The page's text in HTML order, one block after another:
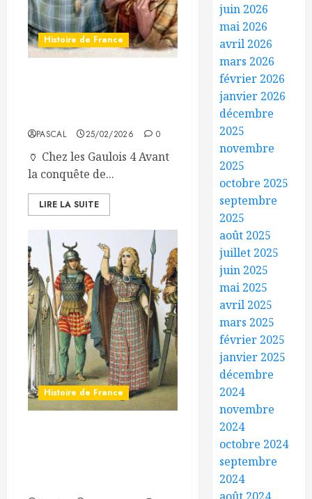
Histoire de France
PASCAL 25/02/2026 0
🏺 Chez les Gaulois 4 Avant
la conquête de...
LIRE LA SUITE
Histoire de France
juin 2026
mai 2026
avril 2026
mars 2026
février 2026
janvier 2026
décembre
2025
novembre
2025
octobre 2025
septembre
2025
août 2025
juillet 2025
juin 2025
mai 2025
avril 2025
mars 2025
février 2025
janvier 2025
décembre
2024
novembre
2024
octobre 2024
septembre
2024